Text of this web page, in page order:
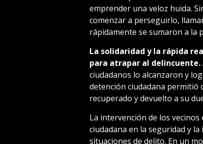
emprender una veloz huida.
comenzar a perseguirlo,
rápidamente se sumaron a la
La solidaridad y la rápida
para atrapar al delincuente.
ciudadanos lo alcanzaron y
detención ciudadana permitió
recuperado y devuelto a su
La intervención de los
ciudadana en la seguridad y
situaciones de delito. En un